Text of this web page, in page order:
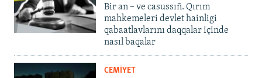
Bir an – ve casussıñ. Qırım
mahkemeleri devlet hainligi
qabaatlavlarını daqqalar içinde
nasıl baqalar
CEMİYET